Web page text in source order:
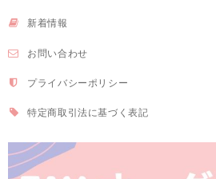
新着情報
お問い合わせ
プライバシーポリシー
特定商取引法に基づく表記